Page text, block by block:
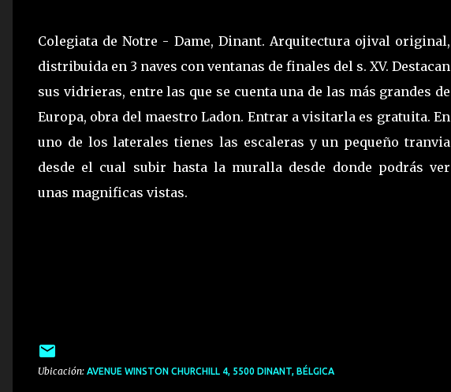
Colegiata de Notre - Dame, Dinant. Arquitectura ojival original,
distribuida en 3 naves con ventanas de finales del s. XV. Destacan
sus vidrieras, entre las que se cuenta una de las más grandes de
Europa, obra del maestro Ladon. Entrar a visitarla es gratuita. En
uno de los laterales tienes las escaleras y un pequeño tranvia
desde el cual subir hasta la muralla desde donde podrás ver
unas magnificas vistas.
Ubicación: AVENUE WINSTON CHURCHILL 4, 5500 DINANT, BÉLGICA